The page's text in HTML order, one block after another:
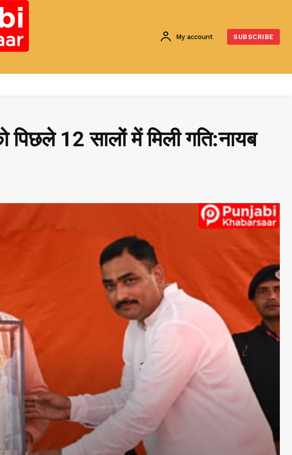
My account SUBSCRIBE
12 सालों में मिली गति:नायब